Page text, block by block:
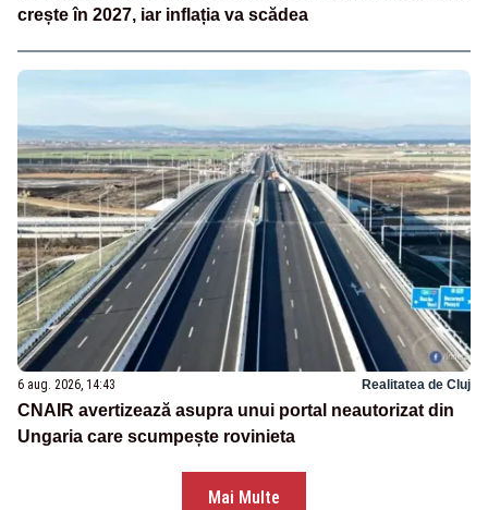
crește în 2027, iar inflația va scădea
6 aug. 2026, 14:43 Realitatea de Cluj
CNAIR avertizează asupra unui portal neautorizat din
Ungaria care scumpește rovinieta
Mai Multe